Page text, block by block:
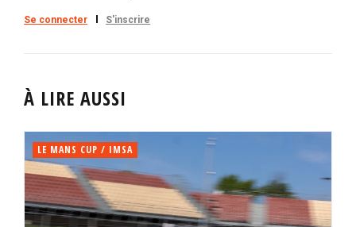
Se connecter S'inscrire
À LIRE AUSSI
LE MANS CUP / IMSA